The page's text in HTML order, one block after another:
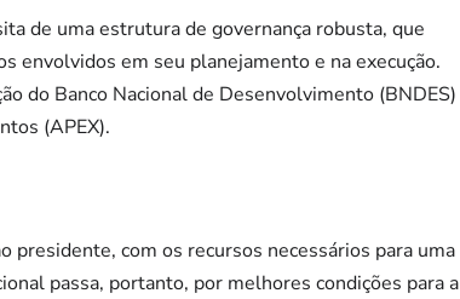
de uma estrutura de governança robusta, que
envolvidos em seu planejamento e na execução.
do Banco Nacional de Desenvolvimento (BNDES)
(APEX).
presidente, com os recursos necessários para uma
passa, portanto, por melhores condições para a